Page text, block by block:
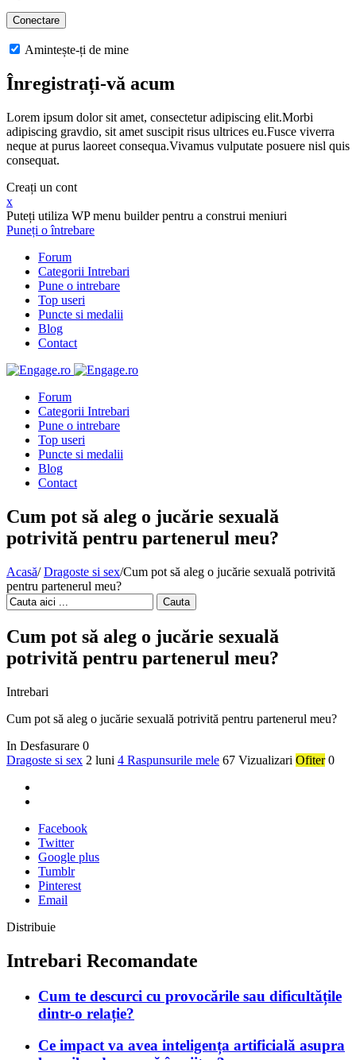
Amintește-ți de mine
Înregistrați-vă acum
Lorem ipsum dolor sit amet, consectetur adipiscing elit.Morbi
adipiscing gravdio, sit amet suscipit risus ultrices eu.Fusce viverra
neque at purus laoreet consequa.Vivamus vulputate posuere nisl quis
consequat.
Creați un cont
x
Puteți utiliza WP menu builder pentru a construi meniuri
Puneți o întrebare
Forum
Categorii Intrebari
Pune o intrebare
Top useri
Puncte si medalii
Blog
Contact
Forum
Categorii Intrebari
Pune o intrebare
Top useri
Puncte si medalii
Blog
Contact
Cum pot să aleg o jucărie sexuală
potrivită pentru partenerul meu?
Acasă/ Dragoste si sex/Cum pot să aleg o jucărie sexuală potrivită
pentru partenerul meu?
Cauta
Cum pot să aleg o jucărie sexuală
potrivită pentru partenerul meu?
Intrebari
Cum pot să aleg o jucărie sexuală potrivită pentru partenerul meu?
In Desfasurare 0
Dragoste si sex 2 luni 4 Raspunsurile mele 67 Vizualizari Ofiter 0
Facebook
Twitter
Google plus
Tumblr
Pinterest
Email
Distribuie
Intrebari Recomandate
Cum te descurci cu provocările sau dificultățile
dintr-o relație?
Ce impact va avea inteligența artificială asupra